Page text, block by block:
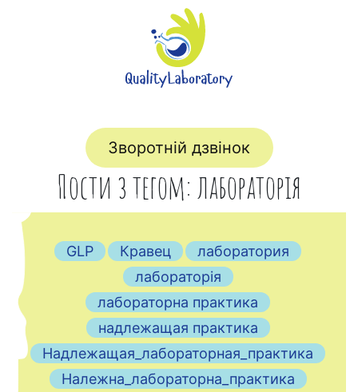
Зворотній дзвінок
Пости з тегом: лабораторія
GLP Кравец
лаборатория
лабораторія
лабораторна практика
надлежащая практика
Надлежащая_лабораторная_практика
Належна_лабораторна_практика